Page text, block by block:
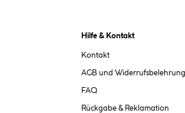
Hilfe & Kontakt
Kontakt
AGB und Widerrufsbelehrung
FAQ
Rückgabe & Reklamation